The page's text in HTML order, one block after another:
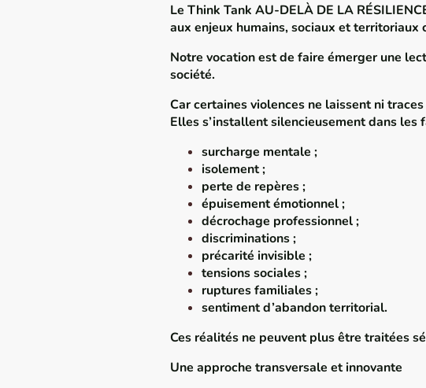
Le Think Tank AU-DELÀ DE LA
aux enjeux humains, sociaux et territoriaux
Notre vocation est de faire émerger une
société.
Car certaines violences ne laissent ni
Elles s’installent silencieusement dans
surcharge mentale ;
isolement ;
perte de repères ;
épuisement émotionnel ;
décrochage professionnel ;
discriminations ;
précarité invisible ;
tensions sociales ;
ruptures familiales ;
sentiment d’abandon territorial.
Ces réalités ne peuvent plus être traitées
Une approche transversale et innovante